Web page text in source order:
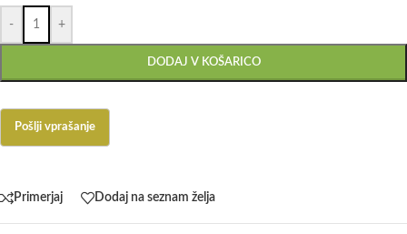
- +
DODAJ V KOŠARICO
Primerjaj Dodaj na seznam želja